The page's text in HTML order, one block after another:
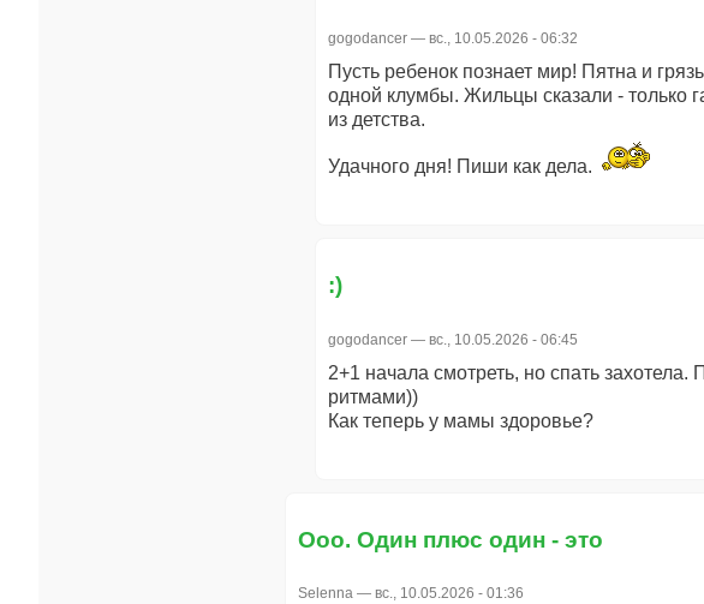
gogodancer — вс., 10.05.2026 - 06:32
Пусть ребенок познает мир! Пятна и
одной клумбы. Жильцы сказали - только
из детства.
Удачного дня! Пиши как дела.
:)
gogodancer — вс., 10.05.2026 - 06:45
2+1 начала смотреть, но спать
ритмами))
Как теперь у мамы здоровье?
Ооо. Один плюс один - это
Selenna — вс., 10.05.2026 - 01:36